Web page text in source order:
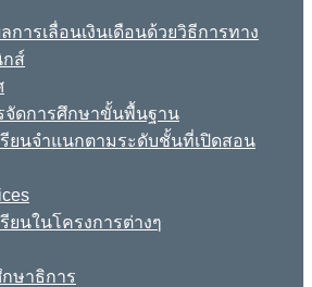
การเลื่อนเงินเดือนด้วยวิธีการทาง
กส์
จัดการศึกษาขั้นพื้นฐาน
ยนจำแนกตามระดับชั้นที่เปิดสอน
ยนในโครงการต่างๆ
ษาธิการ